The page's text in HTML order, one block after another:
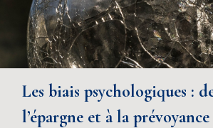
Les biais psychologiques :
l’épargne et à la prévoyance